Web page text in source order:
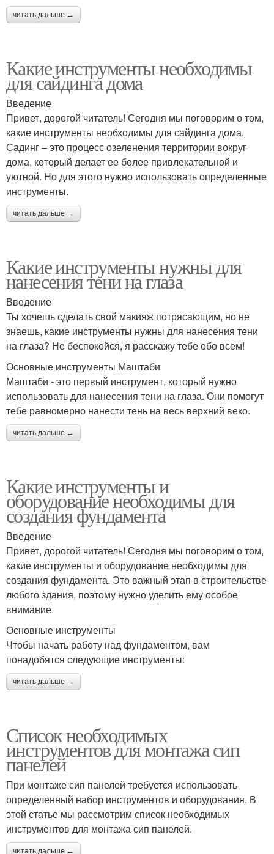
читать дальше →
Какие инструменты необходимы
для сайдинга дома
Введение
Привет, дорогой читатель! Сегодня мы поговорим о том,
какие инструменты необходимы для сайдинга дома.
Садинг – это процесс озеленения территории вокруг
дома, который делает ее более привлекательной и
уютной. Но для этого нужно использовать определенные
инструменты.
читать дальше →
Какие инструменты нужны для
нанесения тени на глаза
Введение
Ты хочешь сделать свой макияж потрясающим, но не
знаешь, какие инструменты нужны для нанесения тени
на глаза? Не беспокойся, я расскажу тебе обо всем!
Основные инструменты Маштаби
Маштаби - это первый инструмент, который нужно
использовать для нанесения тени на глаза. Они помогут
тебе равномерно нанести тень на весь верхний веко.
читать дальше →
Какие инструменты и
оборудование необходимы для
создания фундамента
Введение
Привет, дорогой читатель! Сегодня мы поговорим о том,
какие инструменты и оборудование необходимы для
создания фундамента. Это важный этап в строительстве
любого здания, поэтому нужно уделить ему особое
внимание.
Основные инструменты
Чтобы начать работу над фундаментом, вам
понадобятся следующие инструменты:
читать дальше →
Список необходимых
инструментов для монтажа сип
панелей
При монтаже сип панелей требуется использовать
определенный набор инструментов и оборудования. В
этой статье мы рассмотрим список необходимых
инструментов для монтажа сип панелей.
читать дальше →